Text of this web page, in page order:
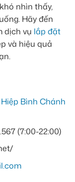
nhìn thấy,
Hãy đến
dịch vụ lắp đặt
và hiệu quả
Bình Chánh
(7:00-22:00)